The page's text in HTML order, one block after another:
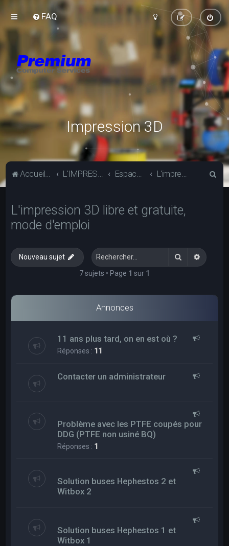
FAQ
Impression 3D
Accueil du forum L'IMPRESSION 3D Espace de découverte, dessinez et imprimez vos objets gratuitement L'impression 3D libre et gratuite, mode d'emploi
L'impression 3D libre et gratuite,
mode d'emploi
Nouveau sujet Rechercher
7 sujets • Page 1 sur 1
Annonces
11 ans plus tard, on en est où ?
Réponses : 11
Contacter un administrateur
Problème avec les PTFE coupés pour
DDG (PTFE non usiné BQ)
Réponses : 1
Solution buses Hephestos 2 et
Witbox 2
Solution buses Hephestos 1 et
Witbox 1